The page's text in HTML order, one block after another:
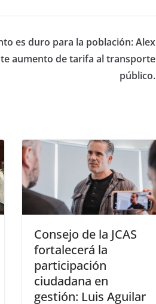
es duro para la población: Alex
aumento de tarifa al transporte
público.
Consejo de la JCAS
fortalecerá la
participación
ciudadana en
gestión: Luis Aguilar